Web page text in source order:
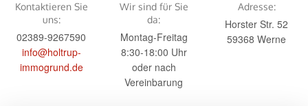
Kontaktieren Sie
uns:
02389-9267590
info@holtrup-
immogrund.de
Wir sind für Sie
da:
Montag-Freitag
8:30-18:00 Uhr
oder nach
Vereinbarung
Adresse:
Horster Str. 52
59368 Werne